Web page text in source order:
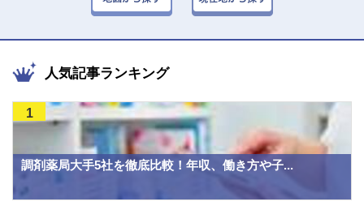
人気記事ランキング
調剤薬局大手5社を徹底比較！年収、働き方や子...
1